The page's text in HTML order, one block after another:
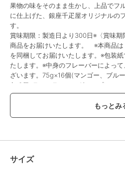
果物の味をそのまま生かし、上品でフ
に仕上げた、銀座千疋屋オリジナルの
す。
賞味期限：製造日より300日※〈賞味期
商品をお届けいたします。 ※本商品は
を同梱してお届けいたします。※包装
たします。※中身のフレーバーによっ
ざいます。75g×16個(マンゴー、ブル
各 3個､ラ・フランス、グレープフル
ルです。画像に記載の賞味期限はこの
この商品は、不良品のみ返品を承ります
ショップ
サイズ